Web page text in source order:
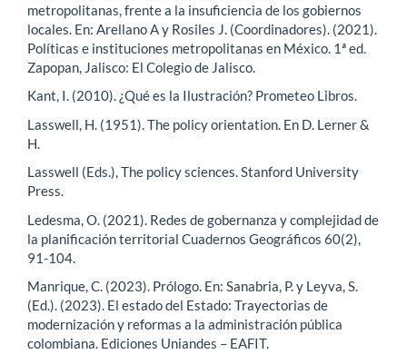
metropolitanas, frente a la insuficiencia de los gobiernos
locales. En: Arellano A y Rosiles J. (Coordinadores). (2021).
Políticas e instituciones metropolitanas en México. 1ª ed.
Zapopan, Jalisco: El Colegio de Jalisco.
Kant, I. (2010). ¿Qué es la Ilustración? Prometeo Libros.
Lasswell, H. (1951). The policy orientation. En D. Lerner &
H.
Lasswell (Eds.), The policy sciences. Stanford University
Press.
Ledesma, O. (2021). Redes de gobernanza y complejidad de
la planificación territorial Cuadernos Geográficos 60(2),
91-104.
Manrique, C. (2023). Prólogo. En: Sanabria, P. y Leyva, S.
(Ed.). (2023). El estado del Estado: Trayectorias de
modernización y reformas a la administración pública
colombiana. Ediciones Uniandes – EAFIT.